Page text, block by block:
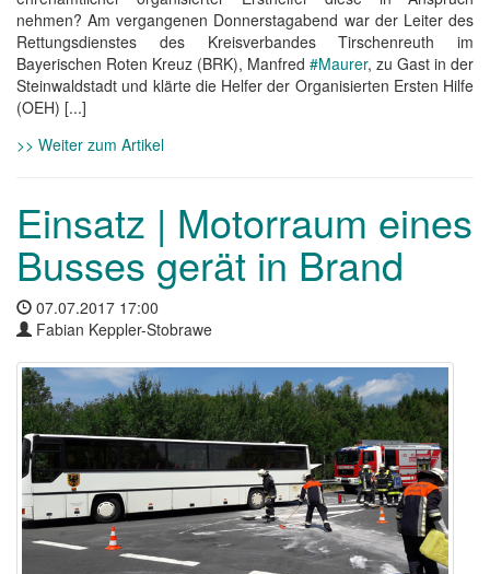
nehmen? Am vergangenen Donnerstagabend war der Leiter des
Rettungsdienstes des Kreisverbandes Tirschenreuth im
Bayerischen Roten Kreuz (BRK), Manfred #Maurer, zu Gast in der
Steinwaldstadt und klärte die Helfer der Organisierten Ersten Hilfe
(OEH) [...]
>> Weiter zum Artikel
Einsatz | Motorraum eines
Busses gerät in Brand
07.07.2017 17:00
Fabian Keppler-Stobrawe